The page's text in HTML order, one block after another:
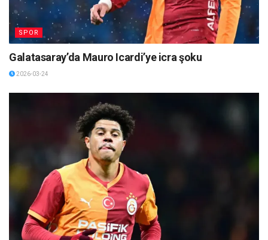
SPOR
Galatasaray’da Mauro Icardi’ye icra şoku
2026-03-24